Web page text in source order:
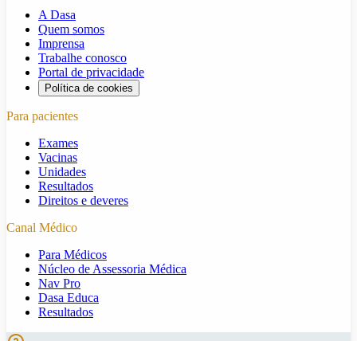
A Dasa
Quem somos
Imprensa
Trabalhe conosco
Portal de privacidade
Política de cookies
Para pacientes
Exames
Vacinas
Unidades
Resultados
Direitos e deveres
Canal Médico
Para Médicos
Núcleo de Assessoria Médica
Nav Pro
Dasa Educa
Resultados